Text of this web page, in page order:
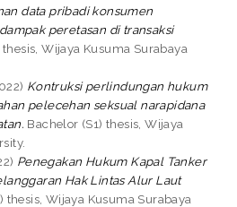
data pribadi konsumen
peretasan di transaksi
thesis, Wijaya Kusuma Surabaya
Kontruksi perlindungan hukum
pelecehan seksual narapidana
Bachelor (S1) thesis, Wijaya
Penegakan Hukum Kapal Tanker
Hak Lintas Alur Laut
thesis, Wijaya Kusuma Surabaya